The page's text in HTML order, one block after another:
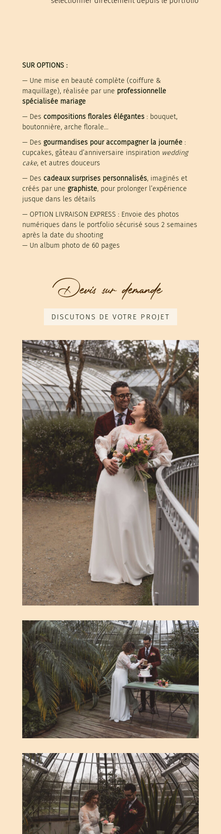
SUR OPTIONS :
— Une mise en beauté complète (coiffure &
maquillage), réalisée par une professionnelle
spécialisée mariage
— Des compositions florales élégantes: bouquet,
boutonnière, arche florale…
— Des gourmandises pour accompagner la journée:
cupcakes, gâteau d’anniversaire inspiration wedding
cake, et autres douceurs
— Des cadeaux surprises personnalisés, imaginés et
créés par une graphiste, pour prolonger l’expérience
jusque dans les détails
— OPTION LIVRAISON EXPRESS : Envoie des photos
numériques dans le portfolio sécurisé sous 2 semaines
après la date du shooting
— Un album photo de 60 pages
Devis sur demande
DISCUTONS DE VOTRE PROJET